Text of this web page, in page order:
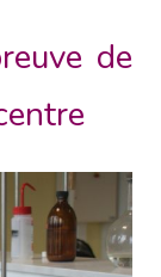
de